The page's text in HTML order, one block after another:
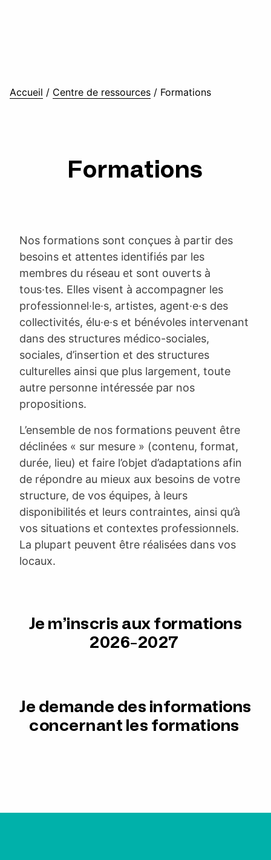
Accueil / Centre de ressources / Formations
Formations
Nos formations sont conçues à partir des
besoins et attentes identifiés par les
membres du réseau et sont ouverts à
tous·tes. Elles visent à accompagner les
professionnel·le·s, artistes, agent·e·s des
collectivités, élu·e·s et bénévoles intervenant
dans des structures médico-sociales,
sociales, d’insertion et des structures
culturelles ainsi que plus largement, toute
autre personne intéressée par nos
propositions.
L’ensemble de nos formations peuvent être
déclinées « sur mesure » (contenu, format,
durée, lieu) et faire l’objet d’adaptations afin
de répondre au mieux aux besoins de votre
structure, de vos équipes, à leurs
disponibilités et leurs contraintes, ainsi qu’à
vos situations et contextes professionnels.
La plupart peuvent être réalisées dans vos
locaux.
Je m’inscris aux formations
2026-2027
Je demande des informations
concernant les formations